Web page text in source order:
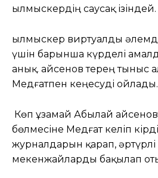
Қылмыскердің саусақ ізіндей.
Қылмыскер виртуалды
үшін барынша күрделі
анық. Қайсенов терең тыныс
Медғатпен кеңесуді ойлады.
Көп ұзамай Абылай
бөлмесіне Медғат келіп
журналдарын қарап, әртүрлі
мекенжайларды бақылап